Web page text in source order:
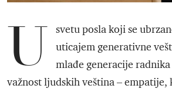
U
svetu posla koji se
uticajem generativne
mlađe generacije
važnost ljudskih veština – empatije,